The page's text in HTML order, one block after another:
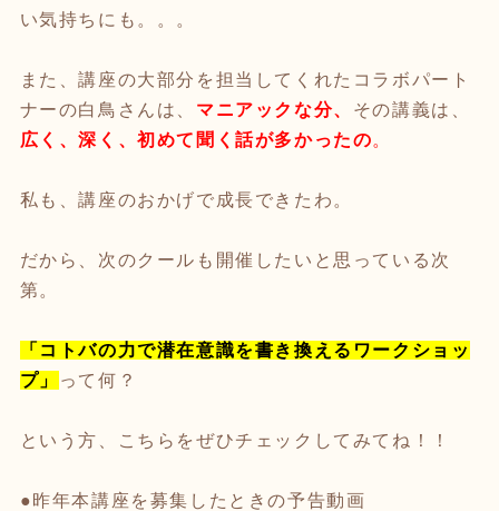
い気持ちにも。。。
また、講座の大部分を担当してくれたコラボパート
ナーの白鳥さんは、 マニアックな分、 その講義は、
広く、深く、初めて聞く話が多かったの。
私も、講座のおかげで成長できたわ。
だから、次のクールも開催したいと思っている次
第。
「コトバの力で潜在意識を書き換えるワークショッ
プ」
って何？
という方、こちらをぜひチェックしてみてね！！
●昨年本講座を募集したときの予告動画